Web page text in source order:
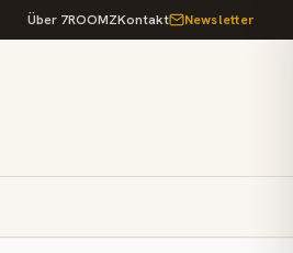
Über 7ROOMZKontakt Newsletter